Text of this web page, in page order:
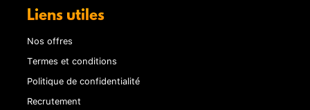
Liens utiles
Nos offres
Termes et conditions
Politique de confidentialité
Recrutement